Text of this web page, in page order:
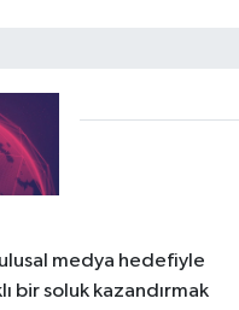
medya hedefiyle
bir soluk kazandırmak